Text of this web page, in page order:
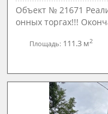
Объект № 21671
онных торгах!!!
Площадь: 111.3 м2